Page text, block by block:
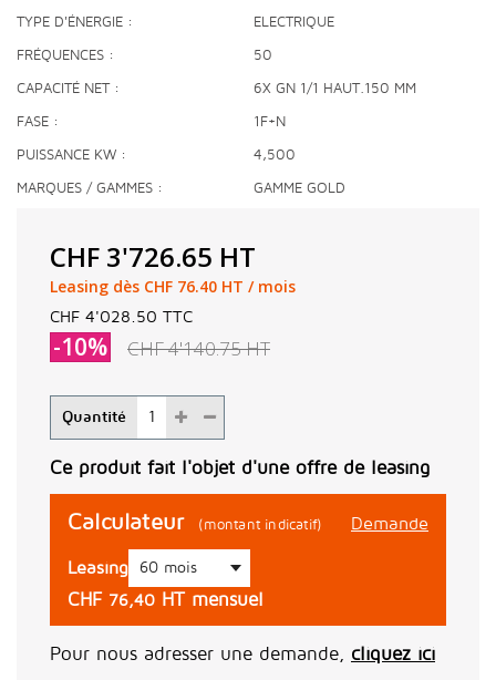
TYPE D'ÉNERGIE ELECTRIQUE
FRÉQUENCES 50
CAPACITÉ NET 6X GN 1/1 HAUT.150 MM
FASE 1F+N
PUISSANCE KW 4,500
MARQUES / GAMMES GAMME GOLD
Quantité
CHF 3'726.65 HT
Leasing dès CHF 76.40 HT / mois
CHF 4'028.50 TTC
-10% CHF 4'140.75HT
Ce produit fait l'objet d'une offre de leasing
Calculateur (montant indicatif) Demande
Leasing
CHF 76,40 HT mensuel
Pour nous adresser une demande, cliquez ici